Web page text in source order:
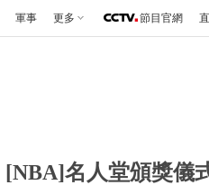
軍事 更多 節目官網
[NBA]名人堂頒獎儀